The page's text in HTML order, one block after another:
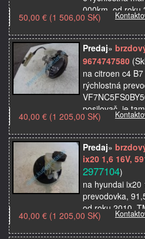
000km, od roku
prevodovky je
…
50,00 € (1 506,00 SK)
Predaj»
9674747580
na citroen c4
rýchlostná
posilovač, je
brzdovú
40,00 € (1 205,00 SK)
Predaj»
ix20 1,6 16V,
2977104)
na hyundai ix20
prevodovka,
od roku 2010,
brzdový
nádržka na
40,00 € (1 205,00 SK)